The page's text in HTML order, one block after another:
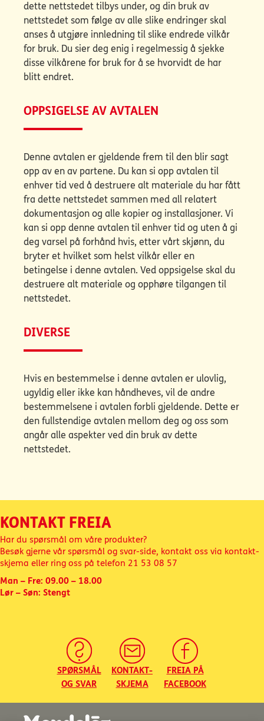
dette nettstedet tilbys under, og din bruk av
nettstedet som følge av alle slike endringer skal
anses å utgjøre innledning til slike endrede vilkår
for bruk. Du sier deg enig i regelmessig å sjekke
disse vilkårene for bruk for å se hvorvidt de har
blitt endret.
OPPSIGELSE AV AVTALEN
Denne avtalen er gjeldende frem til den blir sagt
opp av en av partene. Du kan si opp avtalen til
enhver tid ved å destruere alt materiale du har fått
fra dette nettstedet sammen med all relatert
dokumentasjon og alle kopier og installasjoner. Vi
kan si opp denne avtalen til enhver tid og uten å gi
deg varsel på forhånd hvis, etter vårt skjønn, du
bryter et hvilket som helst vilkår eller en
betingelse i denne avtalen. Ved oppsigelse skal du
destruere alt materiale og opphøre tilgangen til
nettstedet.
DIVERSE
Hvis en bestemmelse i denne avtalen er ulovlig,
ugyldig eller ikke kan håndheves, vil de andre
bestemmelsene i avtalen forbli gjeldende. Dette er
den fullstendige avtalen mellom deg og oss som
angår alle aspekter ved din bruk av dette
nettstedet.
KONTAKT FREIA
Har du spørsmål om våre produkter?
Besøk gjerne vår spørsmål og svar-side, kontakt oss via kontakt-
skjema eller ring oss på telefon 21 53 08 57
Man – Fre: 09.00 – 18.00
Lør – Søn: Stengt
SPØRSMÅL
OG SVAR
KONTAKT-
SKJEMA
FREIA PÅ
FACEBOOK